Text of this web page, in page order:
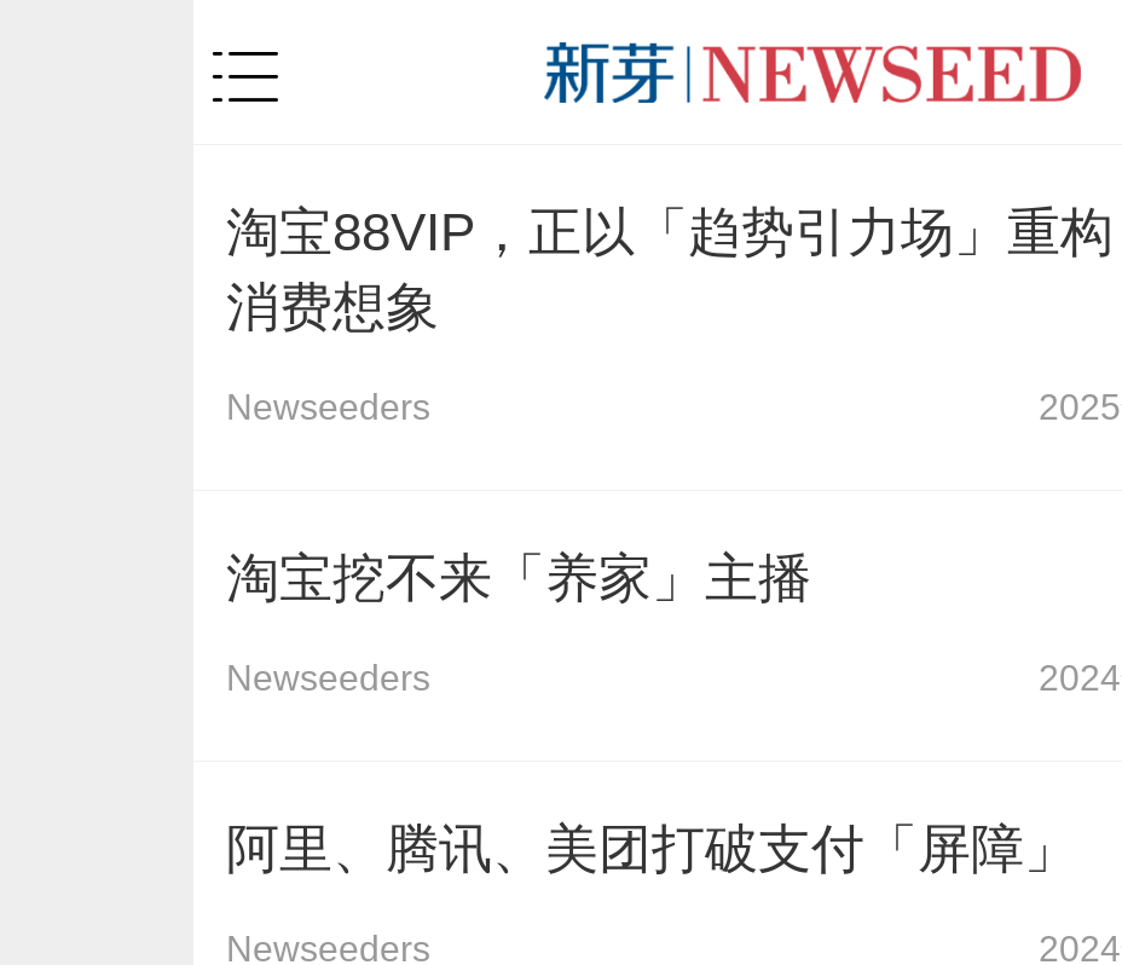
淘宝88VIP，正以「趋势引力场」重构
消费想象
Newseeders
淘宝挖不来「养家」主播
Newseeders
阿里、腾讯、美团打破支付「屏障」
Newseeders